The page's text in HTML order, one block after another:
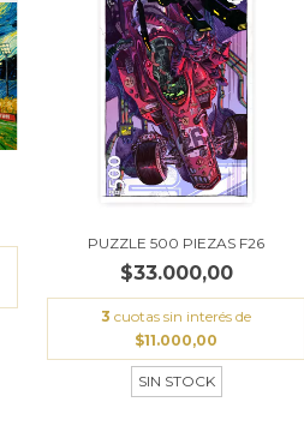
PUZZLE 500 PIEZAS F26
$33.000,00
3 cuotas sin interés de
$11.000,00
SIN STOCK